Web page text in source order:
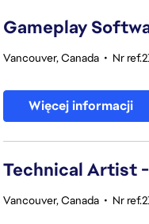
Gameplay
Vancouver, Canada • Nr
Więcej informacji
Technical Artist
Vancouver, Canada • Nr